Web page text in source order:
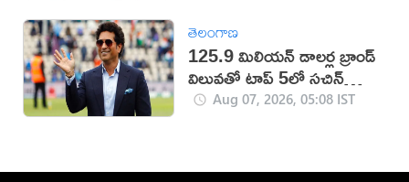
తెలంగాణ
125.9 మిలియన్ డాలర్ల బ్రాండ్
విలువతో టాప్ 5లో సచిన్
టెండూల్కర్
Aug 07, 2026, 05:08 IST